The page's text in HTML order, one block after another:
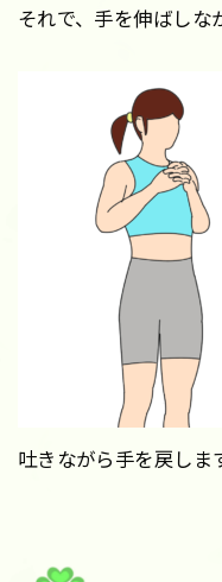
それで、手を伸ばしな
吐きながら手を戻しま